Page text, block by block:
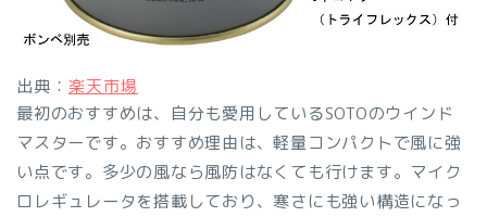
出典： 楽天市場
最初のおすすめは、自分も愛用しているSOTOのウインド
マスターです。おすすめ理由は、軽量コンパクトで風に強
い点です。多少の風なら風防はなくても行けます。マイク
ロレギュレータを搭載しており、寒さにも強い構造になっ